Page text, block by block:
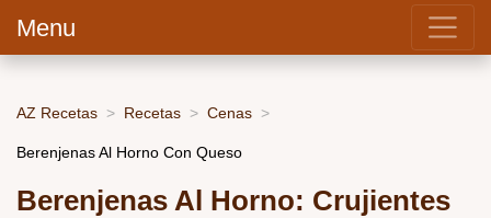
Menu
AZ Recetas Recetas Cenas
Berenjenas Al Horno Con Queso
Berenjenas Al Horno: Crujientes